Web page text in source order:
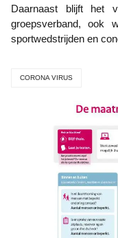
Daarnaast blijft het
groepsverband, ook
sportwedstrijden en
CORONA VIRUS